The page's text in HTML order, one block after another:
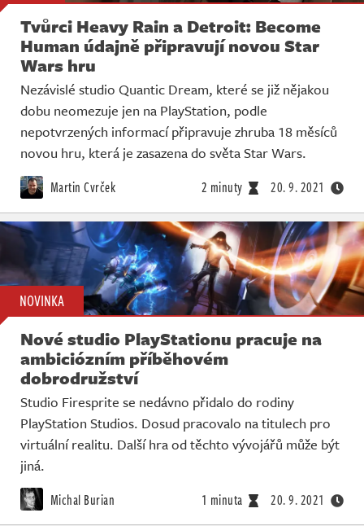
Tvůrci Heavy Rain a Detroit: Become
Human údajně připravují novou Star
Wars hru
Nezávislé studio Quantic Dream, které se již nějakou
dobu neomezuje jen na PlayStation, podle
nepotvrzených informací připravuje zhruba 18 měsíců
novou hru, která je zasazena do světa Star Wars.
Martin Cvrček 2 minuty 20. 9. 2021
NOVINKA
Nové studio PlayStationu pracuje na
ambiciózním příběhovém
dobrodružství
Studio Firesprite se nedávno přidalo do rodiny
PlayStation Studios. Dosud pracovalo na titulech pro
virtuální realitu. Další hra od těchto vývojářů může být
jiná.
Michal Burian 1 minuta 20. 9. 2021